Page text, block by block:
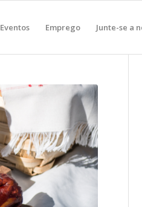
Eventos Emprego Junte-se a